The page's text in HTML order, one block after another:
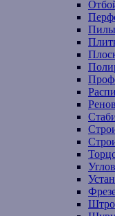
Пилы